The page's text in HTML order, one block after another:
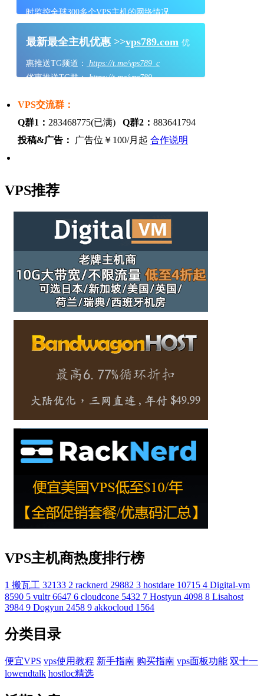
时监控全球300多个VPS主机的网络情况
最新最全主机优惠 >>vps789.com 优
惠推送TG频道：
https://t.me/vps789_c
优惠推送TG群：https://t.me/vps789
VPS交流群：
Q群1： 283468775(已满) Q群2： 883641794
投稿&广告：
广告位￥100/月起 合作说明
VPS推荐
VPS主机商热度排行榜
1 搬瓦工 32133 2 racknerd 29882 3 hostdare 10715 4 Digital-vm
8590 5 vultr 6647 6 cloudcone 5432 7 Hostyun 4098 8 Lisahost
3984 9 Dogyun 2458 9 akkocloud 1564
分类目录
便宜VPS vps使用教程 新手指南 购买指南 vps面板功能 双十一
lowendtalk hostloc精选